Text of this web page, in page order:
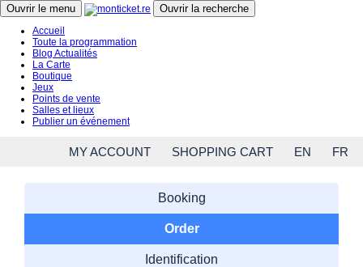
Ouvrir le menu Ouvrir la recherche
Close menu
Accueil
Toute la programmation
Blog Actualités
La Carte
Boutique
Jeux
Points de vente
Salles et lieux
Publier un événement
FR
EN
SHOPPING CART
MY ACCOUNT
Booking
Order
Identification